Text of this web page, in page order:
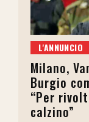
L'ANNUNCIO
Milano,
Burgio
“Per
calzino”